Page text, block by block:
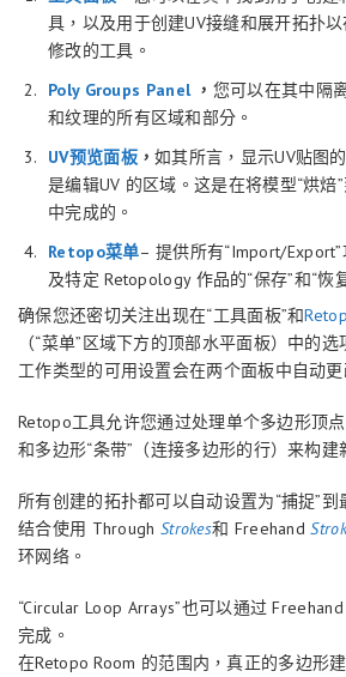
具，以及用于创建UV接缝和展开拓扑以
修改的工具。
Poly Groups Panel， 您可以在其中隔
和纹理的所有区域和部分。
UV预览面板，如其所言，显示UV贴图
是编辑UV 的区域。这是在将模型“烘焙”
中完成的。
Retopo菜单– 提供所有“Import/Export”
及特定 Retopology 作品的“保存”和“恢
确保您还密切关注出现在“工具面板”和
（“菜单”区域下方的顶部水平面板）中的
工作类型的可用设置会在两个面板中自动更
Retopo工具允许您通过处理单个多边形顶
和多边形“条带”（连接多边形的行）来构建
所有创建的拓扑都可以自动设置为“捕捉”
结合使用 Through Strokes和 Freehand
环网络。
“Circular Loop Arrays”也可以通过
完成。
在Retopo Room 的范围内，真正的多边形